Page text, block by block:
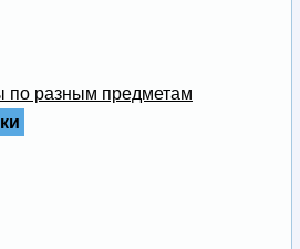
по разным предметам